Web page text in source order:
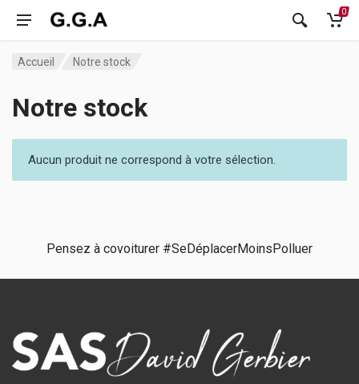
0
Accueil Notre stock
Notre stock
Aucun produit ne correspond à votre sélection.
Pensez à covoiturer #SeDéplacerMoinsPolluer